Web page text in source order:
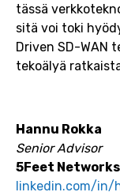
tässä
sitä voi toki
Driven SD-WAN
tekoälyä
Hannu Rokka
Senior Advisor
5Feet Networks
linkedin.com/in/